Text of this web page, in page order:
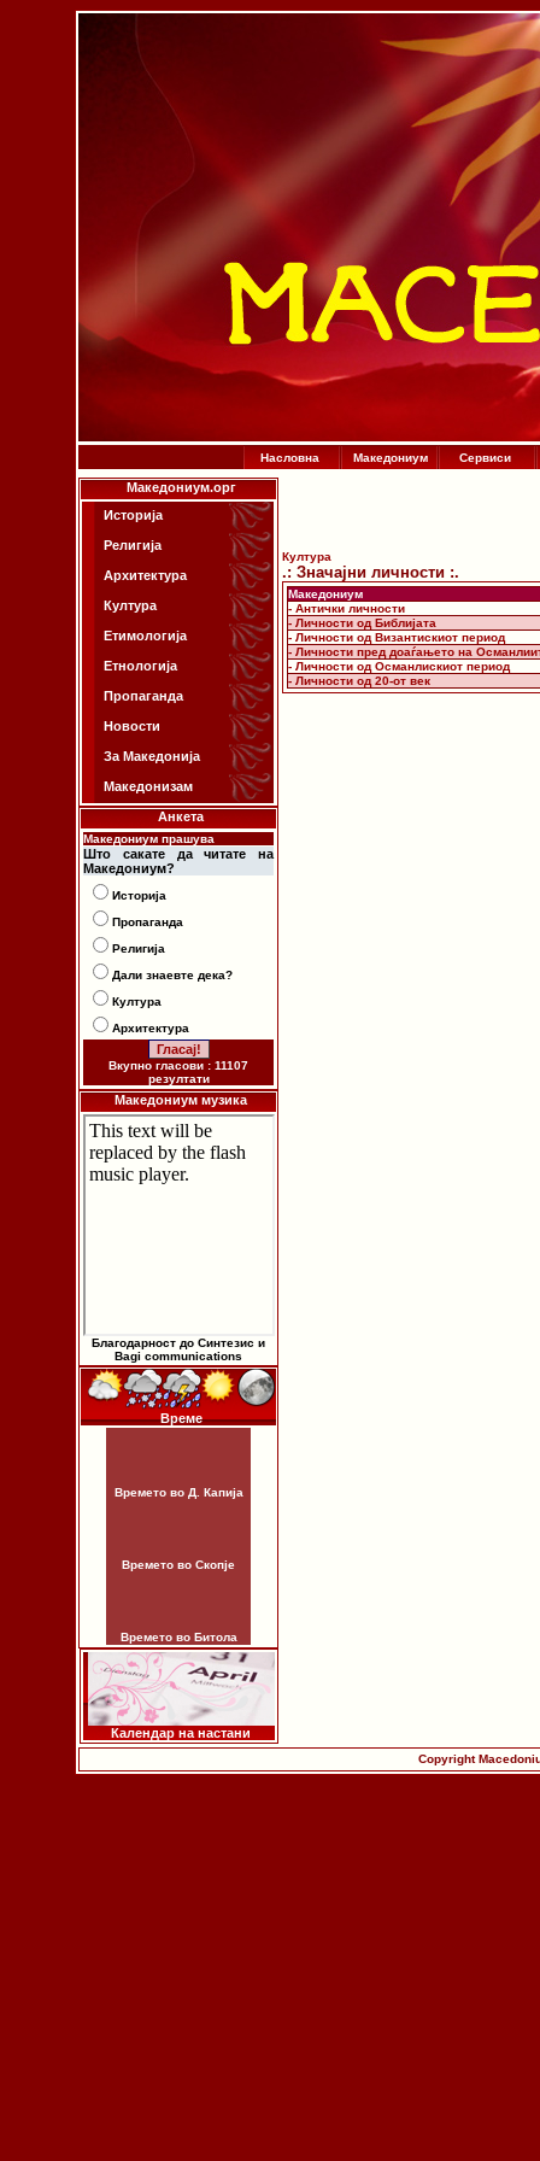
Насловна Македониум Сервиси
Македониум.орг
Историја
Религија
Архитектура
Култура
Етимологија
Етнологија
Пропаганда
Новости
За Македонија
Македонизам
Анкета
Македониум прашува
Што сакате да читате на
Македониум?
Историја
Пропаганда
Религија
Дали знаевте дека?
Култура
Архитектура
Вкупно гласови : 11107
резултати
Македониум музика
Благодарност до Синтезис и
Bagi communications
Време
Времето во Д. Капија
Времето во Скопје
Времето во Битола
Календар на настани
Култура
.: Значајни личности :.
Македониум
- Антички личности
- Личности од Библијата
- Личности од Византискиот период
- Личности пред доаѓањето на
- Личности од Османлискиот период
- Личности од 20-от век
Copyright